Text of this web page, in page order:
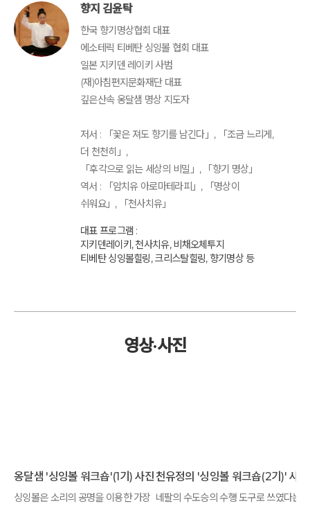
향지 김윤탁
한국 향기명상협회 대표
에소테릭 티베탄 싱잉볼 협회 대표
일본 지키덴 레이키 사범
(재)아침편지문화재단 대표
깊은산속 옹달샘 명상 지도자
저서 : 「꽃은 져도 향기를 남긴다」, 「조금 느리게,
더 천천히」,
「후각으로 읽는 세상의 비밀」, 「향기 명상」
역서 : 「암치유 아로마테라피」, 「명상이
쉬워요」, 「천사치유」
대표 프로그램 :
지키덴레이키, 천사치유, 비채오체투지
티베탄 싱잉볼힐링, 크리스탈힐링, 향기명상 등
영상·사진
옹달샘 '싱잉볼 워크숍'(1기) 사진모음
싱잉볼은 소리의 공명을 이용한 가장 네팔의 수도승의 수행 도구로 쓰였다는